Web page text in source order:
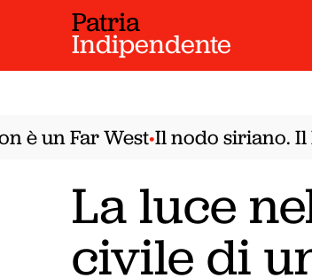
Patria
Indipendente
un Far West•Il nodo siriano. Il
La luce
civile di